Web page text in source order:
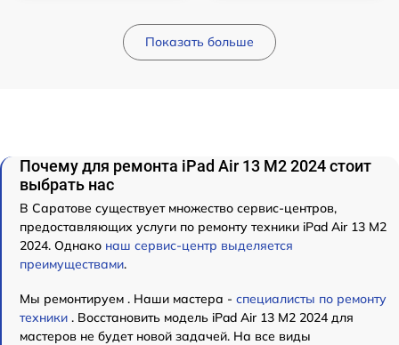
Показать больше
Почему для ремонта iPad Air 13 M2 2024 стоит
выбрать нас
В Саратове существует множество сервис-центров,
предоставляющих услуги по ремонту техники iPad Air 13 M2
2024. Однако наш сервис-центр выделяется
преимуществами.
Мы ремонтируем . Наши мастера - специалисты по ремонту
техники . Восстановить модель iPad Air 13 M2 2024 для
мастеров не будет новой задачей. На все виды